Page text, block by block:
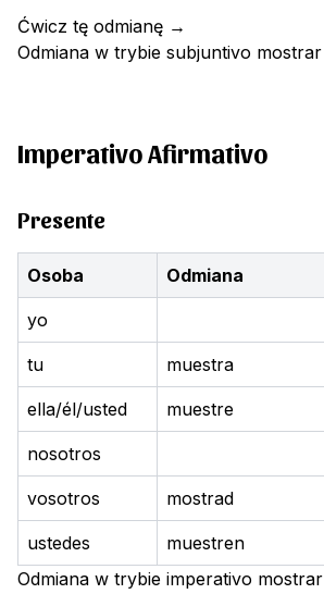
Ćwicz tę odmianę →
Odmiana w trybie subjuntivo mostrar
Imperativo Afirmativo
Presente
Osoba Odmiana
yo
tu muestra
ella/él/usted muestre
nosotros
vosotros mostrad
ustedes
muestren
Odmiana w trybie imperativo mostrar